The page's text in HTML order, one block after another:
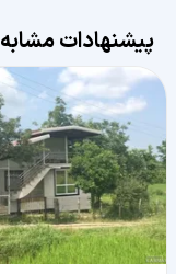
پیشنهادات مشابه